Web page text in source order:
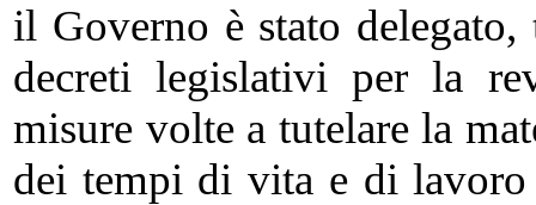
il Governo è stato
decreti legislativi per la
misure volte a tutelare la
dei tempi di vita e di